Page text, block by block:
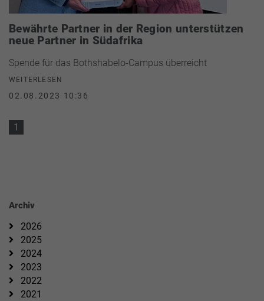
Bewährte Partner in der Region unterstützen
neue Partner in Südafrika
Spende für das Bothshabelo-Campus überreicht
WEITERLESEN
02.08.2023 10:36
1
Archiv
2026
2025
2024
2023
2022
2021